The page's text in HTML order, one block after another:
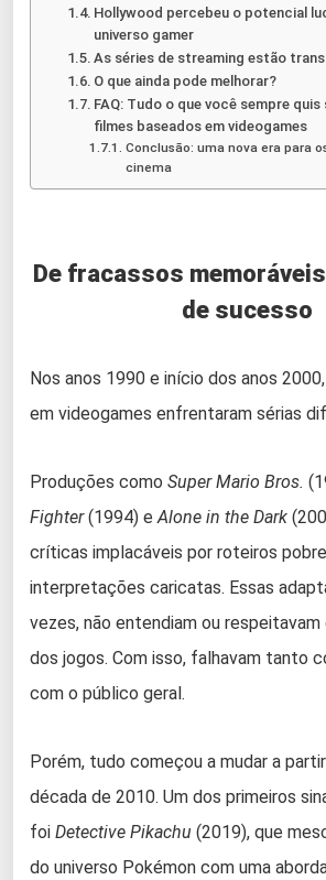
Hollywood percebeu o potencial
universo gamer
As séries de streaming estão
O que ainda pode melhorar?
FAQ: Tudo o que você sempre
filmes baseados em videogames
Conclusão: uma nova era para
cinema
De fracassos
de sucesso
Nos anos 1990 e início dos anos
em videogames enfrentaram sérias
Produções como Super Mario Bros.
Fighter(1994) eAlone in the Dark
críticas implacáveis por roteiros
interpretações caricatas. Essas
vezes, não entendiam ou respeitavam
dos jogos. Com isso, falhavam tanto
com o público geral.
Porém, tudo começou a mudar a
década de 2010. Um dos primeiros
foi Detective Pikachu (2019), que
do universo Pokémon com uma